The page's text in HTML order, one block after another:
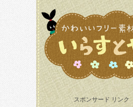
スポンサード リンク